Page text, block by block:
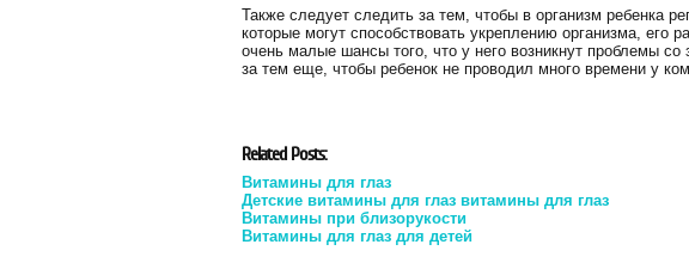
Также следует следить за тем, чтобы в организм ребенка
которые могут способствовать укреплению организма, его
очень малые шансы того, что у него возникнут проблемы
за тем еще, чтобы ребенок не проводил много времени у
Related Posts:
Витамины для глаз
Детские витамины для глаз витамины для глаз
Витамины при близорукости
Витамины для глаз для детей